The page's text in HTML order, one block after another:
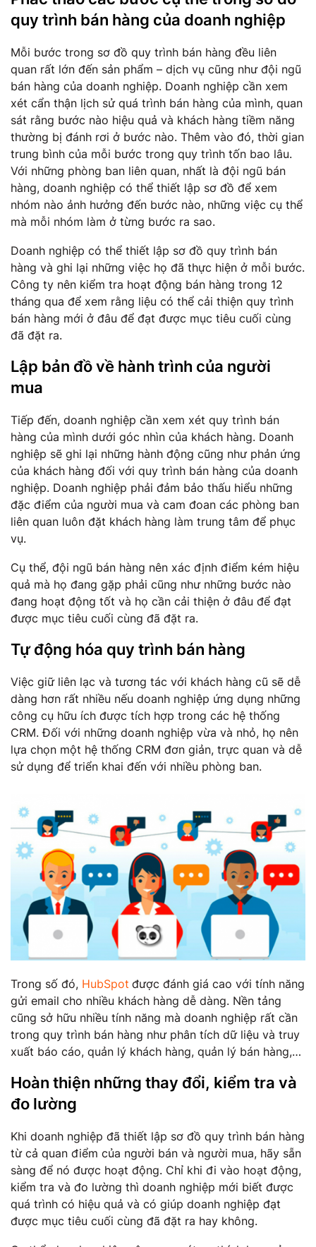
quy trình bán hàng của doanh nghiệp
Mỗi bước trong sơ đồ quy trình bán hàng đều liên
quan rất lớn đến sản phẩm – dịch vụ cũng như đội ngũ
bán hàng của doanh nghiệp. Doanh nghiệp cần xem
xét cẩn thận lịch sử quá trình bán hàng của mình, quan
sát rằng bước nào hiệu quả và khách hàng tiềm năng
thường bị đánh rơi ở bước nào. Thêm vào đó, thời gian
trung bình của mỗi bước trong quy trình tốn bao lâu.
Với những phòng ban liên quan, nhất là đội ngũ bán
hàng, doanh nghiệp có thể thiết lập sơ đồ để xem
nhóm nào ảnh hưởng đến bước nào, những việc cụ thể
mà mỗi nhóm làm ở từng bước ra sao.
Doanh nghiệp có thể thiết lập sơ đồ quy trình bán
hàng và ghi lại những việc họ đã thực hiện ở mỗi bước.
Công ty nên kiểm tra hoạt động bán hàng trong 12
tháng qua để xem rằng liệu có thể cải thiện quy trình
bán hàng mới ở đâu để đạt được mục tiêu cuối cùng
đã đặt ra.
Lập bản đồ về hành trình của người
mua
Tiếp đến, doanh nghiệp cần xem xét quy trình bán
hàng của mình dưới góc nhìn của khách hàng. Doanh
nghiệp sẽ ghi lại những hành động cũng như phản ứng
của khách hàng đối với quy trình bán hàng của doanh
nghiệp. Doanh nghiệp phải đảm bảo thấu hiểu những
đặc điểm của người mua và cam đoan các phòng ban
liên quan luôn đặt khách hàng làm trung tâm để phục
vụ.
Cụ thể, đội ngũ bán hàng nên xác định điểm kém hiệu
quả mà họ đang gặp phải cũng như những bước nào
đang hoạt động tốt và họ cần cải thiện ở đâu để đạt
được mục tiêu cuối cùng đã đặt ra.
Tự động hóa quy trình bán hàng
Việc giữ liên lạc và tương tác với khách hàng cũ sẽ dễ
dàng hơn rất nhiều nếu doanh nghiệp ứng dụng những
công cụ hữu ích được tích hợp trong các hệ thống
CRM. Đối với những doanh nghiệp vừa và nhỏ, họ nên
lựa chọn một hệ thống CRM đơn giản, trực quan và dễ
sử dụng để triển khai đến với nhiều phòng ban.
Trong số đó, HubSpot được đánh giá cao với tính năng
gửi email cho nhiều khách hàng dễ dàng. Nền tảng
cũng sở hữu nhiều tính năng mà doanh nghiệp rất cần
trong quy trình bán hàng như phân tích dữ liệu và truy
xuất báo cáo, quản lý khách hàng, quản lý bán hàng,…
Hoàn thiện những thay đổi, kiểm tra và
đo lường
Khi doanh nghiệp đã thiết lập sơ đồ quy trình bán hàng
từ cả quan điểm của người bán và người mua, hãy sẵn
sàng để nó được hoạt động. Chỉ khi đi vào hoạt động,
kiểm tra và đo lường thì doanh nghiệp mới biết được
quá trình có hiệu quả và có giúp doanh nghiệp đạt
được mục tiêu cuối cùng đã đặt ra hay không.